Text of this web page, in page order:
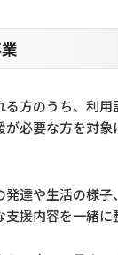
る方のうち、利
必要な方を対
達や生活の様子
援内容を一緒に